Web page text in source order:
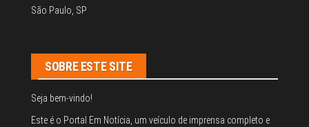
São Paulo, SP
SOBRE ESTE SITE
Seja bem-vindo!
Este é o Portal Em Notícia, um veículo de imprensa completo e